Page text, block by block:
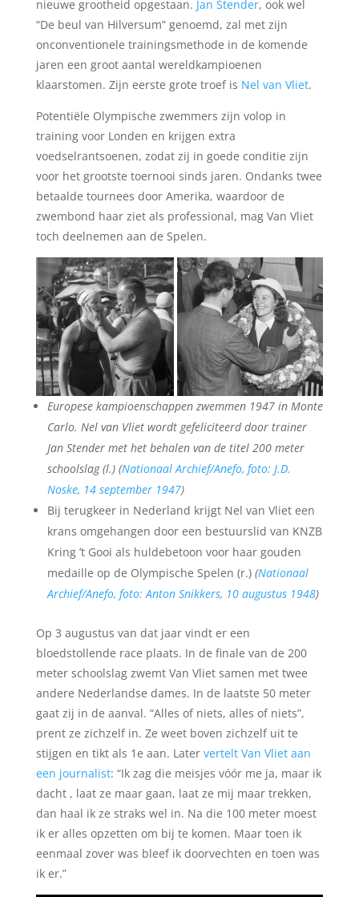
nieuwe grootheid opgestaan. Jan Stender, ook wel
“De beul van Hilversum” genoemd, zal met zijn
onconventionele trainingsmethode in de komende
jaren een groot aantal wereldkampioenen
klaarstomen. Zijn eerste grote troef is Nel van Vliet.
Potentiële Olympische zwemmers zijn volop in
training voor Londen en krijgen extra
voedselrantsoenen, zodat zij in goede conditie zijn
voor het grootste toernooi sinds jaren. Ondanks twee
betaalde tournees door Amerika, waardoor de
zwembond haar ziet als professional, mag Van Vliet
toch deelnemen aan de Spelen.
Europese kampioenschappen zwemmen 1947 in Monte
Carlo. Nel van Vliet wordt gefeliciteerd door trainer
Jan Stender met het behalen van de titel 200 meter
schoolslag (l.) (Nationaal Archief/Anefo, foto: J.D.
Noske, 14 september 1947)
Bij terugkeer in Nederland krijgt Nel van Vliet een
krans omgehangen door een bestuurslid van KNZB
Kring ’t Gooi als huldebetoon voor haar gouden
medaille op de Olympische Spelen (r.) (Nationaal
Archief/Anefo, foto: Anton Snikkers, 10 augustus 1948)
Op 3 augustus van dat jaar vindt er een
bloedstollende race plaats. In de finale van de 200
meter schoolslag zwemt Van Vliet samen met twee
andere Nederlandse dames. In de laatste 50 meter
gaat zij in de aanval. “Alles of niets, alles of niets”,
prent ze zichzelf in. Ze weet boven zichzelf uit te
stijgen en tikt als 1e aan. Later vertelt Van Vliet aan
een journalist: “Ik zag die meisjes vóór me ja, maar ik
dacht , laat ze maar gaan, laat ze mij maar trekken,
dan haal ik ze straks wel in. Na die 100 meter moest
ik er alles opzetten om bij te komen. Maar toen ik
eenmaal zover was bleef ik doorvechten en toen was
ik er.”